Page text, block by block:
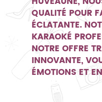
QUALITÉ POUR
ÉCLATANTE.
KARAOKÉ
NOTRE OFFRE
INNOVANTE,
ÉMOTIONS ET